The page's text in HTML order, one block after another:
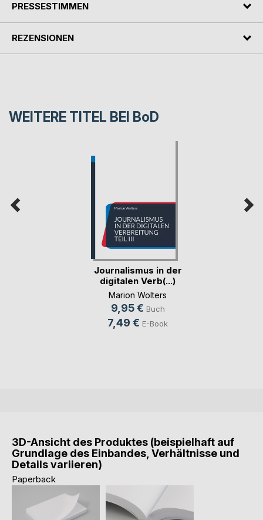
PRESSESTIMMEN
REZENSIONEN
WEITERE TITEL BEI BoD
Journalismus in der
digitalen Verb(...)
Marion Wolters
9,95 € Buch
7,49 € E-Book
3D-Ansicht des Produktes (beispielhaft auf
Grundlage des Einbandes, Verhältnisse und
Details variieren)
Paperback